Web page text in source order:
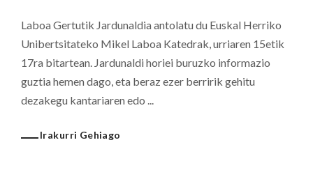
Laboa Gertutik Jardunaldia antolatu du Euskal Herriko
Unibertsitateko Mikel Laboa Katedrak, urriaren 15etik
17ra bitartean. Jardunaldi horiei buruzko informazio
guztia hemen dago, eta beraz ezer berririk gehitu
dezakegu kantariaren edo ...
Irakurri Gehiago